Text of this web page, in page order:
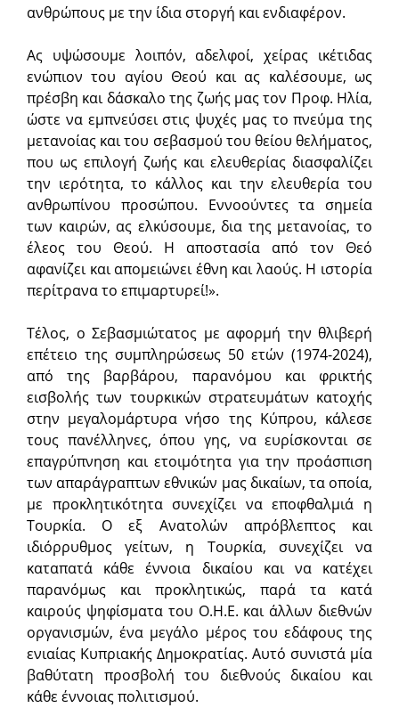
ανθρώπους με την ίδια στοργή και ενδιαφέρον.
Ας υψώσουμε λοιπόν, αδελφοί, χείρας ικέτιδας
ενώπιον του αγίου Θεού και ας καλέσουμε, ως
πρέσβη και δάσκαλο της ζωής μας τον Προφ. Ηλία,
ώστε να εμπνεύσει στις ψυχές μας το πνεύμα της
μετανοίας και του σεβασμού του θείου θελήματος,
που ως επιλογή ζωής και ελευθερίας διασφαλίζει
την ιερότητα, το κάλλος και την ελευθερία του
ανθρωπίνου προσώπου. Εννοούντες τα σημεία
των καιρών, ας ελκύσουμε, δια της μετανοίας, το
έλεος του Θεού. Η αποστασία από τον Θεό
αφανίζει και απομειώνει έθνη και λαούς. Η ιστορία
περίτρανα το επιμαρτυρεί!».
Τέλος, ο Σεβασμιώτατος με αφορμή την θλιβερή
επέτειο της συμπληρώσεως 50 ετών (1974-2024),
από της βαρβάρου, παρανόμου και φρικτής
εισβολής των τουρκικών στρατευμάτων κατοχής
στην μεγαλομάρτυρα νήσο της Κύπρου, κάλεσε
τους πανέλληνες, όπου γης, να ευρίσκονται σε
επαγρύπνηση και ετοιμότητα για την προάσπιση
των απαράγραπτων εθνικών μας δικαίων, τα οποία,
με προκλητικότητα συνεχίζει να εποφθαλμιά η
Τουρκία. Ο εξ Ανατολών απρόβλεπτος και
ιδιόρρυθμος γείτων, η Τουρκία, συνεχίζει να
καταπατά κάθε έννοια δικαίου και να κατέχει
παρανόμως και προκλητικώς, παρά τα κατά
καιρούς ψηφίσματα του Ο.Η.Ε. και άλλων διεθνών
οργανισμών, ένα μεγάλο μέρος του εδάφους της
ενιαίας Κυπριακής Δημοκρατίας. Αυτό συνιστά μία
βαθύτατη προσβολή του διεθνούς δικαίου και
κάθε έννοιας πολιτισμού.